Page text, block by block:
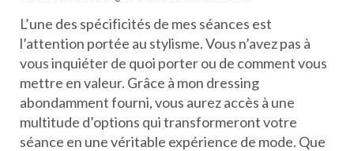
L’une des spécificités de mes séances est
l’attention portée au stylisme. Vous n’avez pas à
vous inquiéter de quoi porter ou de comment vous
mettre en valeur. Grâce à mon dressing
abondamment fourni, vous aurez accès à une
multitude d’options qui transformeront votre
séance en une véritable expérience de mode. Que